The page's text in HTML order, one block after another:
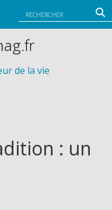
: un
.fr
de la vie